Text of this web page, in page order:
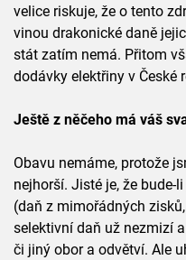
velice riskuje, že o tento
vinou drakonické daně
stát zatím nemá. Přitom
dodávky elektřiny v
Ještě z něčeho má váš
Obavu nemáme, protože
nejhorší. Jisté je, že
(daň z mimořádných
selektivní daň už nezmizí
či jiný obor a odvětví. Ale